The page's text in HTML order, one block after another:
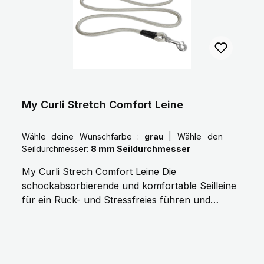
welches den Ruck beim Zurückhalten
maßgeblich reduziert. Kern und Mantel des Seils
sind flexibel. Das ist komfortabler für alle und
sichert dabei die Kommando-Übertragung.
My Curli Stretch Comfort Leine
Wähle deine Wunschfarbe : grau
Seildurchmesser: 8 mm Seildurchmesser
My Curli Strech Comfort Leine Die
schockabsorbierende und komfortable Seilleine
für ein Ruck- und Stressfreies führen und